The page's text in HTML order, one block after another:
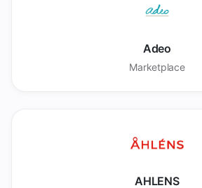
Adeo
Marketplace
AHLENS